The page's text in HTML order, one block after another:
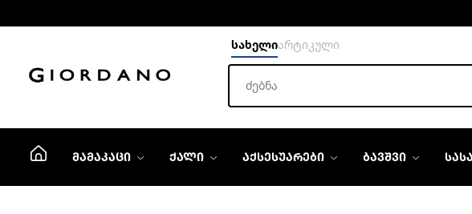
სახელიარტიკული
ᲛᲐᲛᲐᲙᲐᲪᲘ ᲥᲐᲚᲘ ᲐᲥᲡᲔᲡᲣᲐᲠᲔᲑᲘ ᲑᲐᲕᲨᲕᲘ